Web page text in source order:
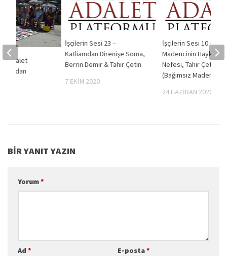
İşçilerin Sesi 23 –
Katliamdan Direnişe Soma,
Berrin Demir & Tahir Çetin
7 EKIM 2020
İşçilerin Sesi 10 –
Madencinin Haykıran
Nefesi, Tahir Çetin
(Bağımsız Maden-İş)
24 HAZIRAN 2020
Adalet
BIR YANIT YAZIN
Yorum*
Ad * E-posta*